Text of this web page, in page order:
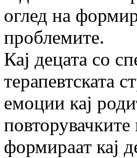
оглед на
проблемите.
Кај децата со
терапевтската
емоции кај
формираат кај